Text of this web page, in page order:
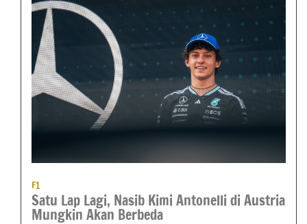
F1
Satu Lap Lagi, Nasib Kimi Antonelli di Austria
Mungkin Akan Berbeda